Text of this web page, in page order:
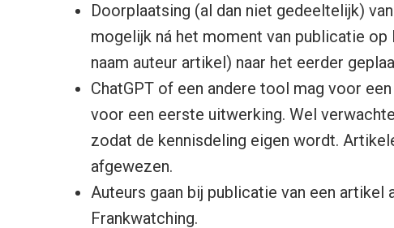
Doorplaatsing (al dan niet gedeeltelijk)
mogelijk ná het moment van publicatie
naam auteur artikel) naar het eerder
ChatGPT of een andere tool mag voor
voor een eerste uitwerking. Wel
zodat de kennisdeling eigen wordt.
afgewezen.
Auteurs gaan bij publicatie van een
Frankwatching.